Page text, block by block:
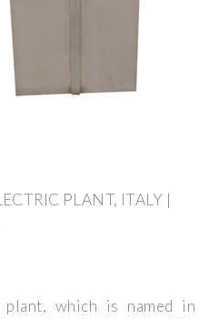
PLANT, ITALY |
plant, which is named in